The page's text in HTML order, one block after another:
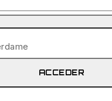
ACCEDER